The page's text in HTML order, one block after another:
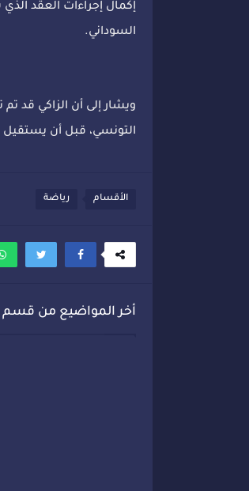
إكمال إجراءات العقد
السوداني.
ويشار إلى أن الزاكي قد
التونسي، قبل أن
الأقسام رياضة
أخر المواضيع من قسم